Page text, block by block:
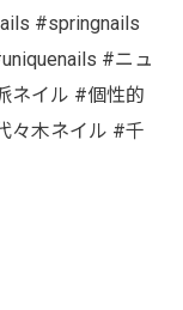
#springnails
#ニュ
ネイル #個性的
々木ネイル #千